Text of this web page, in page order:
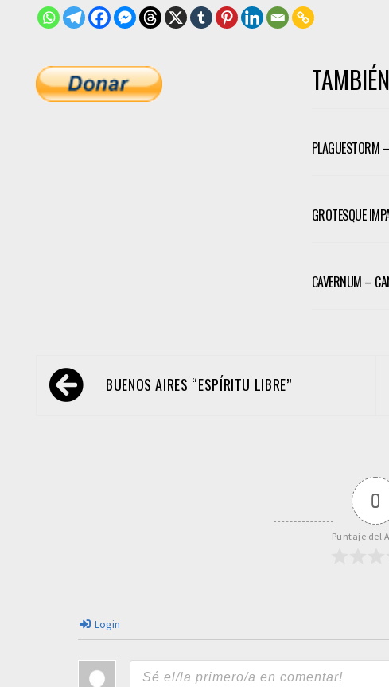
PLAGUESTORM
GROTESQUE
CAVERNUM –
Navegación
de BUENOS AIRES “ESPÍRITU LIBRE”
0
Puntaje del
Login